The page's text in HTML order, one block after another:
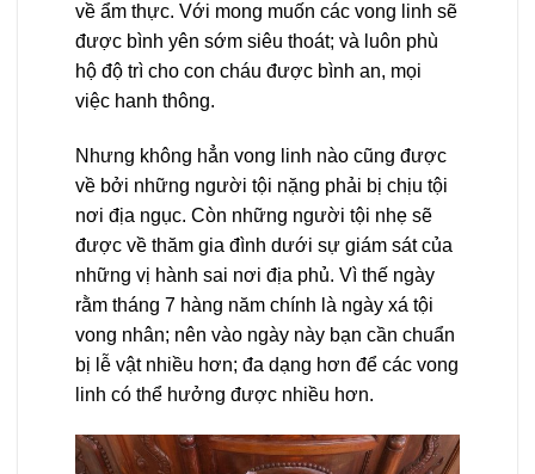
về ẩm thực. Với mong muốn các vong linh sẽ
được bình yên sớm siêu thoát; và luôn phù
hộ độ trì cho con cháu được bình an, mọi
việc hanh thông.
Nhưng không hẳn vong linh nào cũng được
về bởi những người tội nặng phải bị chịu tội
nơi địa ngục. Còn những người tội nhẹ sẽ
được về thăm gia đình dưới sự giám sát của
những vị hành sai nơi địa phủ. Vì thế ngày
rằm tháng 7 hàng năm chính là ngày xá tội
vong nhân; nên vào ngày này bạn cần chuẩn
bị lễ vật nhiều hơn; đa dạng hơn để các vong
linh có thể hưởng được nhiều hơn.